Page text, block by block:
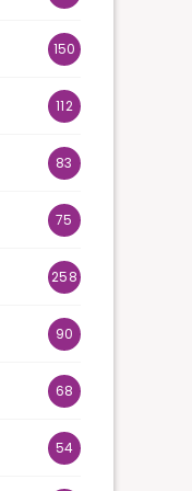
150
112
83
75
258
90
68
54